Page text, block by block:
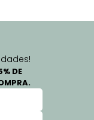
DE